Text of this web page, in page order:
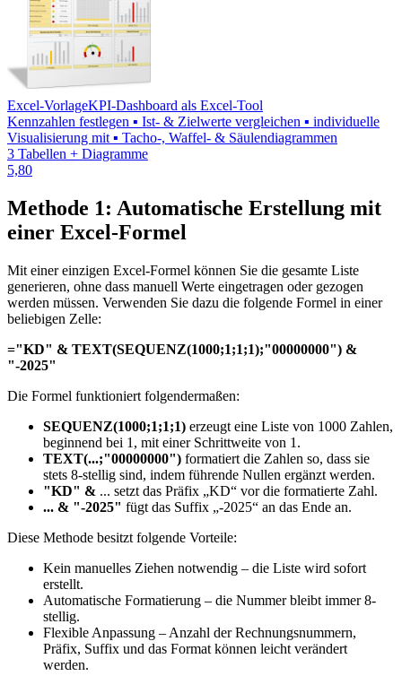
Excel-VorlageKPI-Dashboard als Excel-Tool
Kennzahlen festlegen ▪ Ist- & Zielwerte vergleichen ▪ individuelle
Visualisierung mit ▪ Tacho-, Waffel- & Säulendiagrammen
3 Tabellen + Diagramme
5,80
Methode 1: Automatische Erstellung mit
einer Excel-Formel
Mit einer einzigen Excel-Formel können Sie die gesamte Liste
generieren, ohne dass manuell Werte eingetragen oder gezogen
werden müssen. Verwenden Sie dazu die folgende Formel in einer
beliebigen Zelle:
="KD" & TEXT(SEQUENZ(1000;1;1;1);"00000000") &
"-2025"
Die Formel funktioniert folgendermaßen:
SEQUENZ(1000;1;1;1) erzeugt eine Liste von 1000 Zahlen,
beginnend bei 1, mit einer Schrittweite von 1.
TEXT(...;"00000000") formatiert die Zahlen so, dass sie
stets 8-stellig sind, indem führende Nullen ergänzt werden.
"KD" & ... setzt das Präfix „KD“ vor die formatierte Zahl.
... & "-2025" fügt das Suffix „-2025“ an das Ende an.
Diese Methode besitzt folgende Vorteile:
Kein manuelles Ziehen notwendig – die Liste wird sofort
erstellt.
Automatische Formatierung – die Nummer bleibt immer 8-
stellig.
Flexible Anpassung – Anzahl der Rechnungsnummern,
Präfix, Suffix und das Format können leicht verändert
werden.